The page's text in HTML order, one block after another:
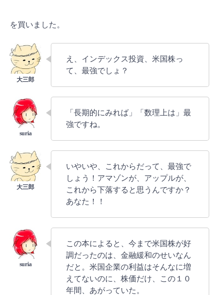
を買いました。
え、インデックス投資、米国株っ
て、最強でしょ？
「長期的にみれば」「数理上は」最
強ですね。
いやいや、これからだって、最強で
しょう！アマゾンが、アップルが、
これから下落すると思うんですか？
あなた！！
この本によると、今まで米国株が好
調だったのは、金融緩和のせいなん
だと。米国企業の利益はそんなに増
えてないのに、株価だけ、この１０
年間、あがっていた。